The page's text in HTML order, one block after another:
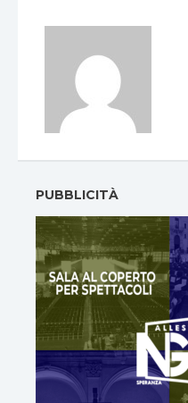
PUBBLICITÀ